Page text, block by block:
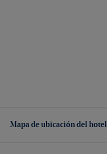
Mapa de ubicación del hotel